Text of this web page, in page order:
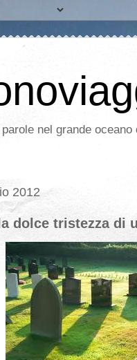
nel grande
2012
dolce tristezza di